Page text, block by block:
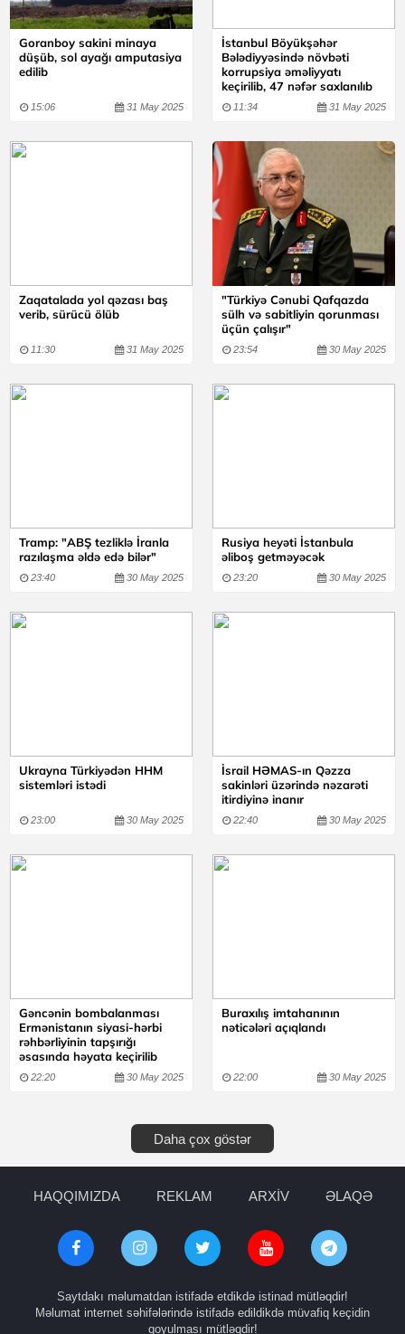
Goranboy sakini minaya
düşüb, sol ayağı amputasiya
edilib
15:06 31 May 2025
İstanbul Böyükşəhər
Bələdiyyəsində növbəti
korrupsiya əməliyyatı
keçirilib, 47 nəfər saxlanılıb
11:34 31 May 2025
Zaqatalada yol qəzası baş
verib, sürücü ölüb
11:30 31 May 2025
"Türkiyə Cənubi Qafqazda
sülh və sabitliyin qorunması
üçün çalışır"
23:54 30 May 2025
Tramp: "ABŞ tezliklə İranla
razılaşma əldə edə bilər"
23:40 30 May 2025
Rusiya heyəti İstanbula
əliboş getməyəcək
23:20 30 May 2025
Ukrayna Türkiyədən HHM
sistemləri istədi
23:00 30 May 2025
İsrail HƏMAS-ın Qəzza
sakinləri üzərində nəzarəti
itirdiyinə inanır
22:40 30 May 2025
Gəncənin bombalanması
Ermənistanın siyasi-hərbi
rəhbərliyinin tapşırığı
əsasında həyata keçirilib
22:20 30 May 2025
Buraxılış imtahanının
nəticələri açıqlandı
22:00 30 May 2025
Daha çox göstər
HAQQIMIZDA REKLAM ARXİV ƏLAQƏ
Saytdakı məlumatdan istifadə etdikdə istinad mütləqdir!
Məlumat internet səhifələrində istifadə edildikdə müvafiq keçidin
qoyulması mütləqdir!